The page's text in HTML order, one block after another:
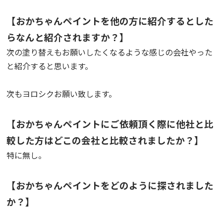
【おかちゃんペイントを他の方に紹介するとした
らなんと紹介されますか？】
次の塗り替えもお願いしたくなるような感じの会社やった
と紹介すると思います。
次もヨロシクお願い致します。
【おかちゃんペイントにご依頼頂く際に他社と比
較した方はどこの会社と比較されましたか？】
特に無し。
【おかちゃんペイントをどのように探されました
か？】